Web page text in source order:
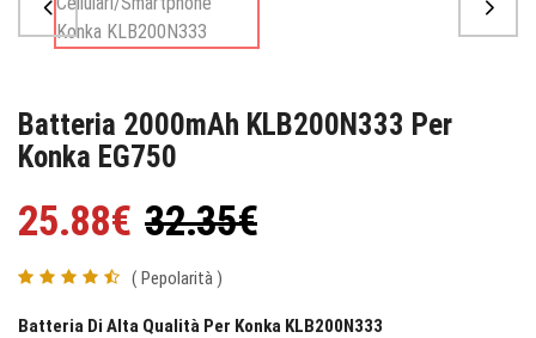
Batteria 2000mAh KLB200N333 Per
Konka EG750
25.88€ 32.35€
( Pepolarità )
Batteria Di Alta Qualità Per Konka KLB200N333